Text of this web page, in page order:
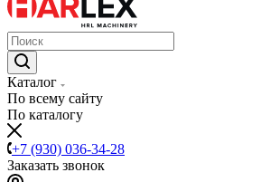
Каталог
По всему сайту
По каталогу
+7 (930) 036-34-28
Заказать звонок